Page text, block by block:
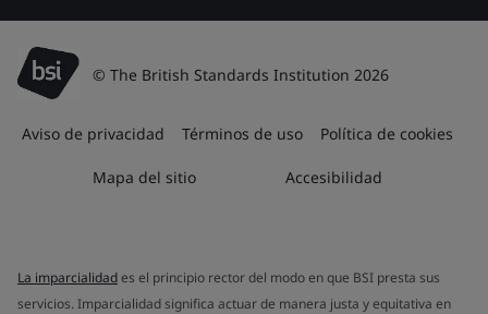
© The British Standards Institution 2026
Aviso de privacidad Términos de uso Política de cookies
Mapa del sitio Accesibilidad
La imparcialidades el principio rector del modo en que BSI presta sus
servicios. Imparcialidad significa actuar de manera justa y equitativa en